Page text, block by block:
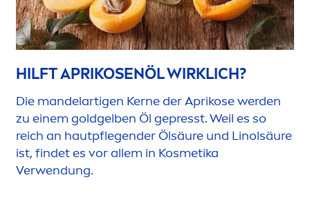
HILFT APRIKOSENÖL WIRKLICH?
Die mandelartigen Kerne der Aprikose werden
zu einem goldgelben Öl gepresst. Weil es so
reich an hautpflegender Ölsäure und Linolsäure
ist, findet es vor allem in Kosmetika
Verwendung.